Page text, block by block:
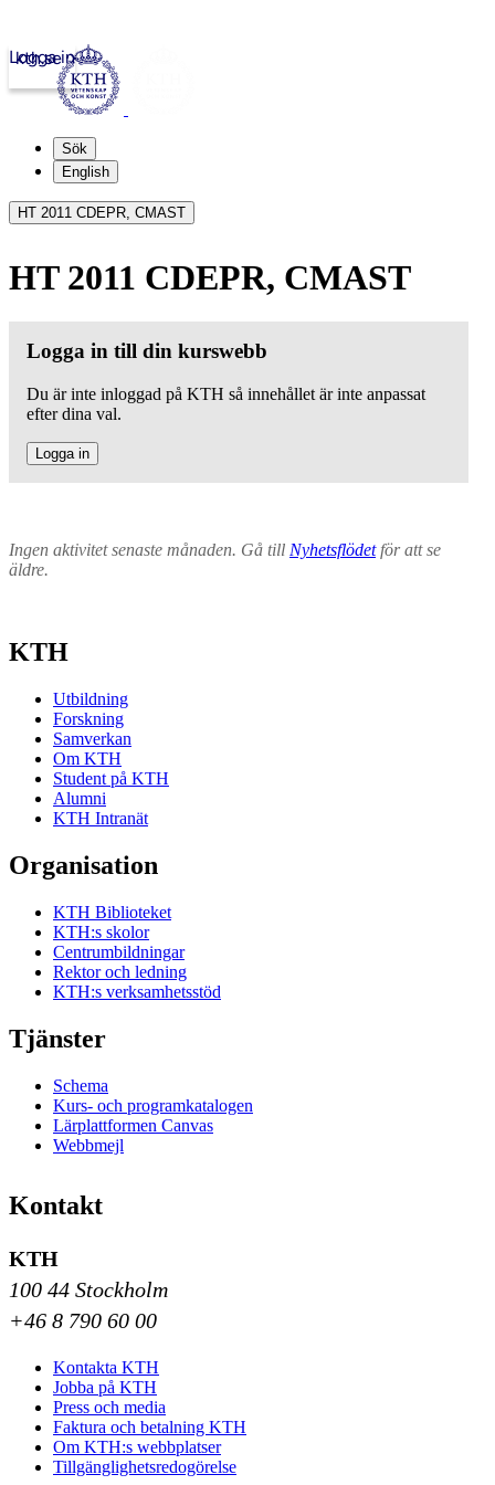
kth.se
Logga in
Sök
English
HT 2011 CDEPR, CMAST
HT 2011 CDEPR, CMAST
Logga in till din kurswebb
Du är inte inloggad på KTH så innehållet är inte anpassat
efter dina val.
Logga in
Ingen aktivitet senaste månaden. Gå till Nyhetsflödetför att se
äldre.
KTH
Utbildning
Forskning
Samverkan
Om KTH
Student på KTH
Alumni
KTH Intranät
Organisation
KTH Biblioteket
KTH:s skolor
Centrumbildningar
Rektor och ledning
KTH:s verksamhetsstöd
Tjänster
Schema
Kurs- och programkatalogen
Lärplattformen Canvas
Webbmejl
Kontakt
KTH
100 44 Stockholm
+46 8 790 60 00
Kontakta KTH
Jobba på KTH
Press och media
Faktura och betalning KTH
Om KTH:s webbplatser
Tillgänglighetsredogörelse